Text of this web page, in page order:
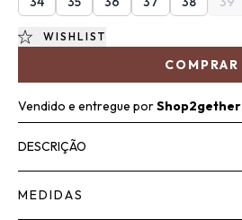
COMPRAR
WISHLIST
Vendido e entregue porShop2gether
DESCRIÇÃO
MEDIDAS